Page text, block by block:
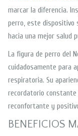
marcar la diferencia.
perro, este dispositivo
hacia una mejor salud
La figura de perro del
cuidadosamente para
respiratoria. Su
recordatorio constante
reconfortante y
BENEFICIOS